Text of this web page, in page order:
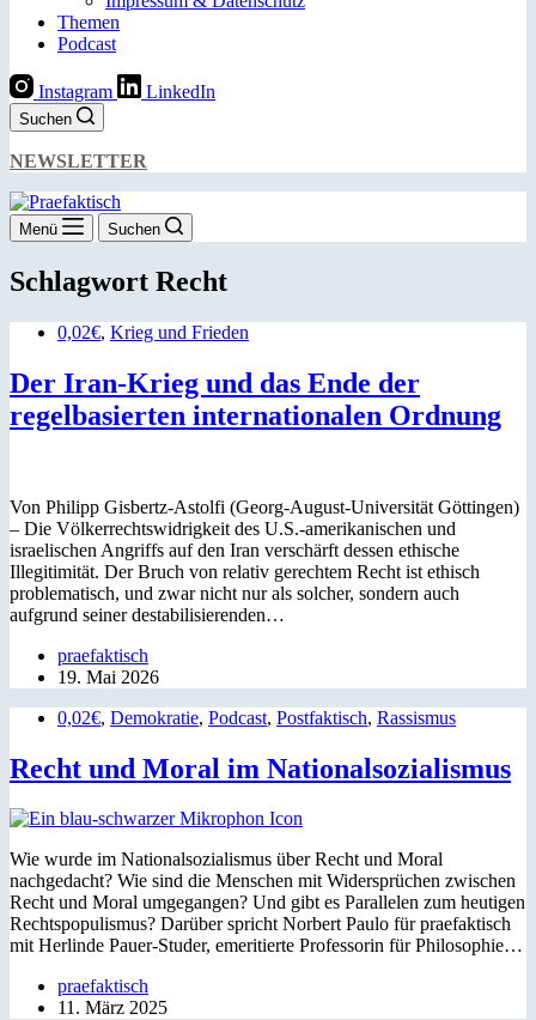
Themen
Podcast
Instagram LinkedIn
Suchen
NEWSLETTER
Menü Suchen
Schlagwort Recht
0,02€, Krieg und Frieden
Der Iran-Krieg und das Ende der
regelbasierten internationalen Ordnung
Von Philipp Gisbertz-Astolfi (Georg-August-Universität Göttingen)
– Die Völkerrechtswidrigkeit des U.S.-amerikanischen und
israelischen Angriffs auf den Iran verschärft dessen ethische
Illegitimität. Der Bruch von relativ gerechtem Recht ist ethisch
problematisch, und zwar nicht nur als solcher, sondern auch
aufgrund seiner destabilisierenden…
praefaktisch
19. Mai 2026
0,02€, Demokratie, Podcast, Postfaktisch, Rassismus
Recht und Moral im Nationalsozialismus
Wie wurde im Nationalsozialismus über Recht und Moral
nachgedacht? Wie sind die Menschen mit Widersprüchen zwischen
Recht und Moral umgegangen? Und gibt es Parallelen zum heutigen
Rechtspopulismus? Darüber spricht Norbert Paulo für praefaktisch
mit Herlinde Pauer-Studer, emeritierte Professorin für Philosophie…
praefaktisch
11. März 2025